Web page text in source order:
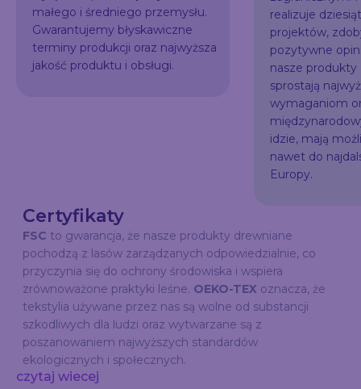
małego i średniego przemysłu.
Gwarantujemy błyskawiczne
terminy produkcji oraz najwyższa
jakość produktu i obsługi.
realizuje
projektów,
pozytywne
nasze
sprostają
wymaganiom
idzie, mają
nawet do
Europy.
Certyfikaty
FSC to gwarancja, że nasze produkty drewniane
pochodzą z lasów zarządzanych odpowiedzialnie, co
przyczynia się do ochrony środowiska i wspiera
zrównoważone praktyki leśne. OEKO-TEX oznacza, że
tekstylia używane przez nas są wolne od substancji
szkodliwych dla ludzi oraz wytwarzane są z
poszanowaniem najwyższych standardów
ekologicznych i społecznych.
czytaj wiecej